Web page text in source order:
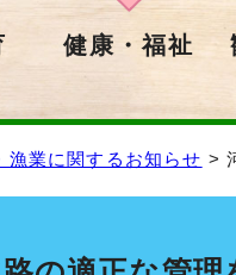
健康・福祉
漁業に関するお知らせ >